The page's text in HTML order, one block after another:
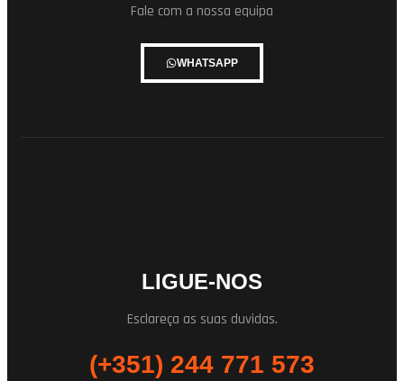
Fale com a nossa equipa
WHATSAPP
LIGUE-NOS
Esclareça as suas duvidas.
(+351) 244 771 573